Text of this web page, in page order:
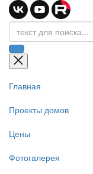
Главная
Проекты домов
Цены
Фотогалерея